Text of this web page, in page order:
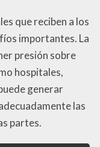
que reciben a los
importantes. La
presión sobre
hospitales,
generar
las
partes.